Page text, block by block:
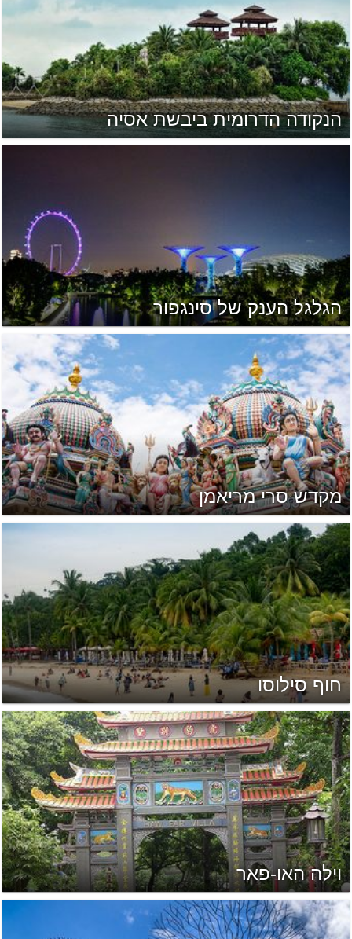
הנקודה הדרומית ביבשת אסיה
הגלגל הענק של סינגפור
מקדש סרי מריאמן
חוף סילוסו
וילה האו-פאר